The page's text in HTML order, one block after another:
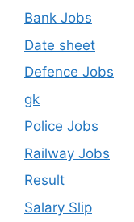
Bank Jobs
Date sheet
Defence Jobs
gk
Police Jobs
Railway Jobs
Result
Salary Slip